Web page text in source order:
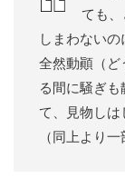
ても
しまわない
全然動顚（ど
る間に騒ぎ
て、見物しは
（同上より一